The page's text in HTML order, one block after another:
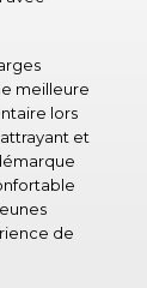
meilleure
lors
et
de